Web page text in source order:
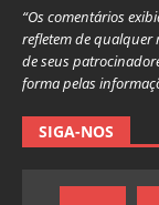
“Os comentários
refletem de qualquer
de seus
forma pelas
SIGA-NOS